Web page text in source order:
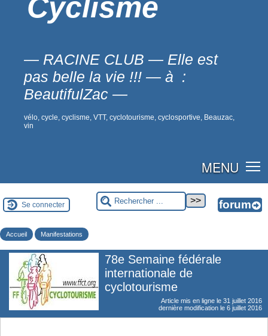
Cyclisme
— RACINE CLUB — Elle est
pas belle la vie !!! — à :
BeautifulZac —
vélo, cycle, cyclisme, VTT, cyclotourisme, cyclosportive, Beauzac,
vin
MENU
Se connecter
Accueil Manifestations
78e Semaine fédérale
internationale de
cyclotourisme
Article mis en ligne le 31 juillet 2016
dernière modification le 6 juillet 2016